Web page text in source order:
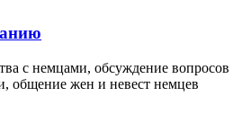
с немцами, обсуждение вопросов
общение жен и невест немцев